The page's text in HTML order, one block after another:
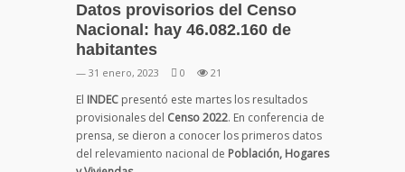
Datos provisorios del Censo
Nacional: hay 46.082.160 de
habitantes
— 31 enero, 2023 0 21
El INDEC presentó este martes los resultados
provisionales del Censo 2022. En conferencia de
prensa, se dieron a conocer los primeros datos
del relevamiento nacional de Población, Hogares